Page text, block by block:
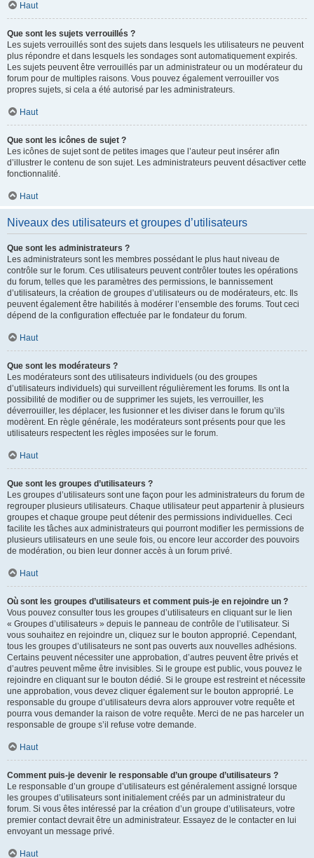
Haut
Que sont les sujets verrouillés ?
Les sujets verrouillés sont des sujets dans lesquels les utilisateurs ne peuvent
plus répondre et dans lesquels les sondages sont automatiquement expirés.
Les sujets peuvent être verrouillés par un administrateur ou un modérateur du
forum pour de multiples raisons. Vous pouvez également verrouiller vos
propres sujets, si cela a été autorisé par les administrateurs.
Haut
Que sont les icônes de sujet ?
Les icônes de sujet sont de petites images que l’auteur peut insérer afin
d’illustrer le contenu de son sujet. Les administrateurs peuvent désactiver cette
fonctionnalité.
Haut
Niveaux des utilisateurs et groupes d’utilisateurs
Que sont les administrateurs ?
Les administrateurs sont les membres possédant le plus haut niveau de
contrôle sur le forum. Ces utilisateurs peuvent contrôler toutes les opérations
du forum, telles que les paramètres des permissions, le bannissement
d’utilisateurs, la création de groupes d’utilisateurs ou de modérateurs, etc. Ils
peuvent également être habilités à modérer l’ensemble des forums. Tout ceci
dépend de la configuration effectuée par le fondateur du forum.
Haut
Que sont les modérateurs ?
Les modérateurs sont des utilisateurs individuels (ou des groupes
d’utilisateurs individuels) qui surveillent régulièrement les forums. Ils ont la
possibilité de modifier ou de supprimer les sujets, les verrouiller, les
déverrouiller, les déplacer, les fusionner et les diviser dans le forum qu’ils
modèrent. En règle générale, les modérateurs sont présents pour que les
utilisateurs respectent les règles imposées sur le forum.
Haut
Que sont les groupes d’utilisateurs ?
Les groupes d’utilisateurs sont une façon pour les administrateurs du forum de
regrouper plusieurs utilisateurs. Chaque utilisateur peut appartenir à plusieurs
groupes et chaque groupe peut détenir des permissions individuelles. Ceci
facilite les tâches aux administrateurs qui pourront modifier les permissions de
plusieurs utilisateurs en une seule fois, ou encore leur accorder des pouvoirs
de modération, ou bien leur donner accès à un forum privé.
Haut
Où sont les groupes d’utilisateurs et comment puis-je en rejoindre un ?
Vous pouvez consulter tous les groupes d’utilisateurs en cliquant sur le lien
« Groupes d’utilisateurs » depuis le panneau de contrôle de l’utilisateur. Si
vous souhaitez en rejoindre un, cliquez sur le bouton approprié. Cependant,
tous les groupes d’utilisateurs ne sont pas ouverts aux nouvelles adhésions.
Certains peuvent nécessiter une approbation, d’autres peuvent être privés et
d’autres peuvent même être invisibles. Si le groupe est public, vous pouvez le
rejoindre en cliquant sur le bouton dédié. Si le groupe est restreint et nécessite
une approbation, vous devez cliquer également sur le bouton approprié. Le
responsable du groupe d’utilisateurs devra alors approuver votre requête et
pourra vous demander la raison de votre requête. Merci de ne pas harceler un
responsable de groupe s’il refuse votre demande.
Haut
Comment puis-je devenir le responsable d’un groupe d’utilisateurs ?
Le responsable d’un groupe d’utilisateurs est généralement assigné lorsque
les groupes d’utilisateurs sont initialement créés par un administrateur du
forum. Si vous êtes intéressé par la création d’un groupe d’utilisateurs, votre
premier contact devrait être un administrateur. Essayez de le contacter en lui
envoyant un message privé.
Haut